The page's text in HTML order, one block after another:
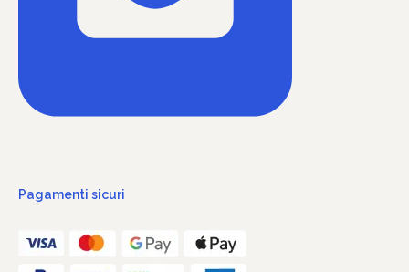
Pagamenti sicuri